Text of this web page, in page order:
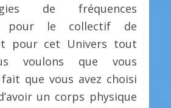
de fréquences
pour le collectif de
pour cet Univers tout
voulons que vous
que vous avez choisi
un corps physique